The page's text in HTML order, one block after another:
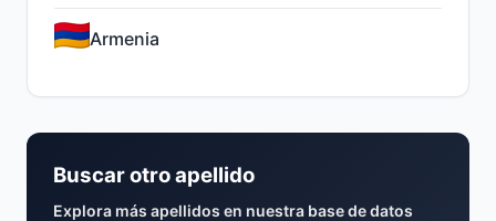
Armenia
Buscar otro apellido
Explora más apellidos en nuestra base de datos